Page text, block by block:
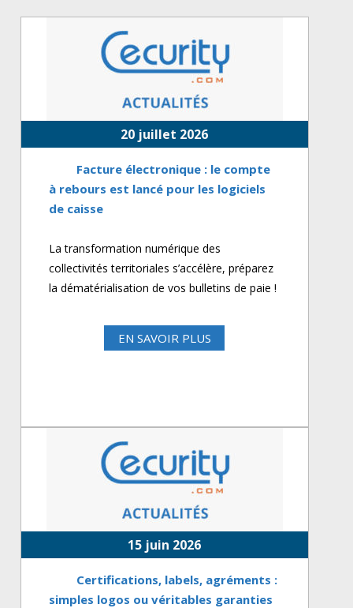
20 juillet 2026
Facture électronique : le compte
à rebours est lancé pour les logiciels
de caisse
La transformation numérique des
collectivités territoriales s’accélère, préparez
la dématérialisation de vos bulletins de paie !
EN SAVOIR PLUS
15 juin 2026
Certifications, labels, agréments :
simples logos ou véritables garanties